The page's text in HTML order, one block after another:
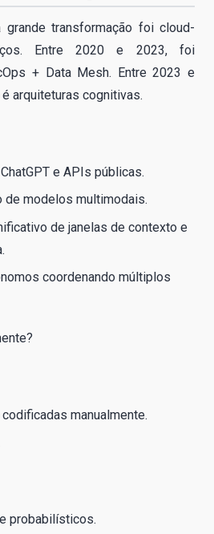
transformação foi cloud-
Entre 2020 e 2023, foi
+ Data Mesh. Entre 2023 e
arquiteturas cognitivas.
e APIs públicas.
de modelos multimodais.
de janelas de contexto e
coordenando múltiplos
manualmente.
probabilísticos.